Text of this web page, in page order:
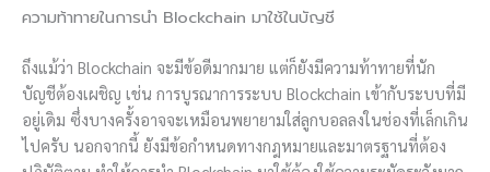
ความท้าทายในการนำ Blockchain มาใช้ในบัญชี
ถึงแม้ว่า Blockchain จะมีข้อดีมากมาย แต่ก็ยังมีความท้าทายที่นัก
บัญชีต้องเผชิญ เช่น การบูรณาการระบบ Blockchain เข้ากับระบบที่มี
อยู่เดิม ซึ่งบางครั้งอาจจะเหมือนพยายามใส่ลูกบอลลงในช่องที่เล็กเกิน
ไปครับ นอกจากนี้ ยังมีข้อกำหนดทางกฎหมายและมาตรฐานที่ต้อง